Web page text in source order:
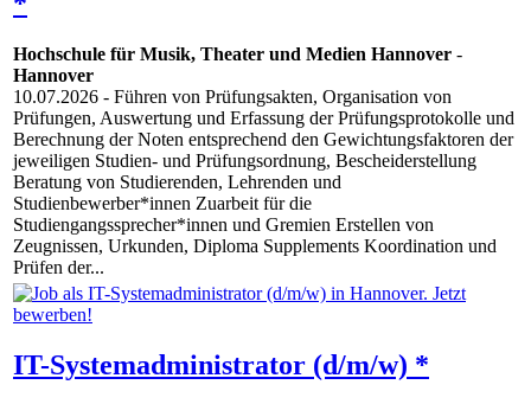
Hochschule für Musik, Theater und Medien Hannover -
Hannover
10.07.2026 - Führen von Prüfungsakten, Organisation von
Prüfungen, Auswertung und Erfassung der Prüfungsprotokolle und
Berechnung der Noten entsprechend den Gewichtungsfaktoren der
jeweiligen Studien- und Prüfungsordnung, Bescheiderstellung
Beratung von Studierenden, Lehrenden und
Studienbewerber*innen Zuarbeit für die
Studiengangssprecher*innen und Gremien Erstellen von
Zeugnissen, Urkunden, Diploma Supplements Koordination und
Prüfen der...
IT-Systemadministrator (d/m/w) *